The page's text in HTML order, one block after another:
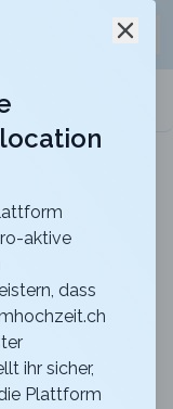
mit einer herrlich
aktive
dass
ihr sicher,
Plattform